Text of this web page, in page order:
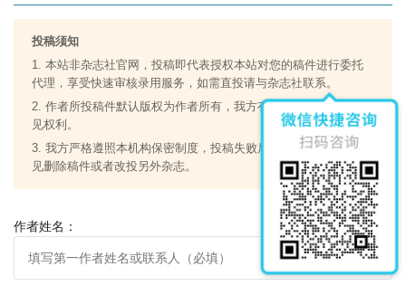
也符合职称评审中对职称论文的相关要求。具体征稿事宜说明如
下：
一、征 稿 要 求
稿件应具有科学性、先进性和实用性，论点明确、论据可靠、数据
准确、逻辑严谨、文字通顺。论文3500字符数以内（计空格和标
点）图片、表格按实际占用版面大小计算。
论文的基本要素齐全，文章标题、作者姓名、作者单位、省市邮
编、摘要、关键词、结语、参考文献、个人简介等。所投稿件请保
证文章版权的独立性，无抄袭、署名排序无争议、文责自负，请勿
一稿多投！
来稿请使用word排版，并请注明作者姓名、单位、通讯地址、邮
投稿须知
1. 本站非杂志社官网，投稿即代表授权本站对您的稿件进行委托
代理，享受快速审核录用服务，如需直投请与杂志社联系。
2. 作者所投稿件默认版权为作者所有，我方有修稿或提出修改意
见权利。
3. 我方严格遵照本机构保密制度，投稿失败后，遵从原创作者意
见删除稿件或者改投另外杂志。
作者姓名：